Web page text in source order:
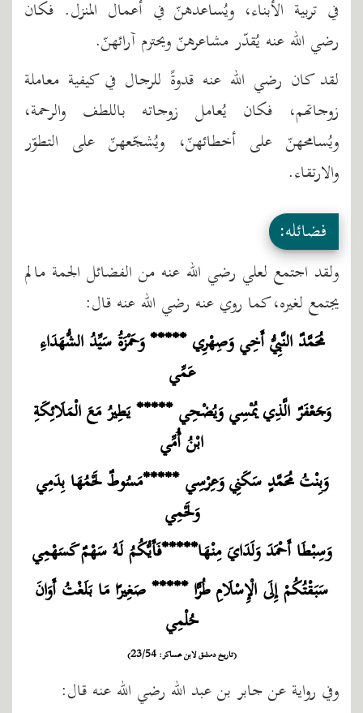
في تربية الأبناء، ويُساعدهنّ في أعمال المنزل. فكان
رضي الله عنه يُقدّر مشاعرهنّ ويحترم آرائهنّ.
لقد كان رضي الله عنه قدوةً للرجال في كيفية معاملة
زوجاتهم، فكان يُعامل زوجاته باللطف والرحمة،
ويُسامحهنّ على أخطائهنّ، ويُشجّعهنّ على التطوّر
والارتقاء.
فضائله:
ولقد اجتمع لعلي رضي الله عنه من الفضائل الجمة مالم
يجتمع لغيره، كما روي عنه رضي الله عنه قال:
مُحَمَّدٌ النَّبِيُّ أَخِي وَصِهْرِي ***** وَحَمْزَةُ سَيِّدُ الشُّهَدَاءِ
عَمِّي
وَجَعْفَرٌ الَّذِي يُمْسِي وَيُضْحِي ***** يَطِيرُ مَعَ الْمَلَائِكَةِ
ابْنُ أُمِّي
وَبِنْتُ مُحَمَّدٍ سَكَنِي وَعِرْسِي *****مَسُوطٌ لَحْمُهَا بِدَمِي
وَلَحْمِي
وَسِبْطَا أَحْمَدَ وَلَدَايَ مِنْهَا*****فَأَيُّكُمُ لَهُ سَهْمٌ كَسَهْمِي
سَبَقْتُكُمْ إِلَى الْإِسْلَامِ طُرًّا ***** صَغِيرًا مَا بَلَغْتُ أَوَانَ
حُلْمِي
(تاريخ دمشق لابن عساكر: 23/54)
وفي رواية عن جابر بن عبد الله رضي الله عنه قال: